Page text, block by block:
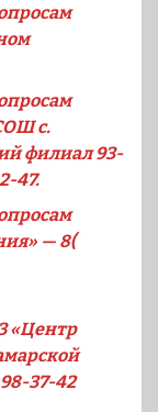
с.
филиал 93-
47.
— 8(
«Центр
37-42